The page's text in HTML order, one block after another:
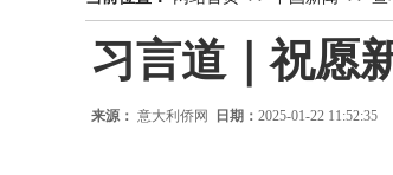
习言道｜祝愿
来源： 意大利侨网 日期： 2025-01-22 11:52:35